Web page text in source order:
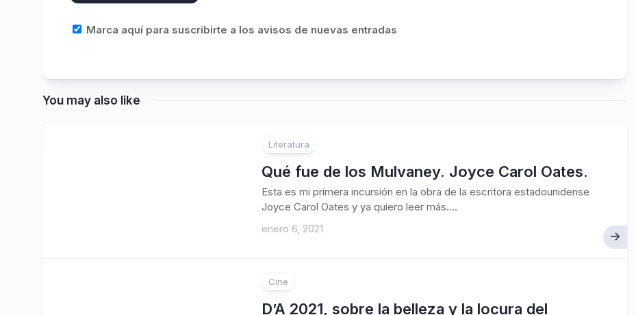
Marca aquí para suscribirte a los avisos de nuevas entradas
You may also like
Literatura
Qué fue de los Mulvaney. Joyce Carol Oates.
Esta es mi primera incursión en la obra de la escritora estadounidense
Joyce Carol Oates y ya quiero leer más....
enero 6, 2021
Cine
D’A 2021, sobre la belleza y la locura del